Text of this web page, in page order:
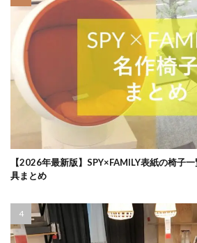
【2026年最新版】SPY×FAMILY表紙の椅子
具まとめ